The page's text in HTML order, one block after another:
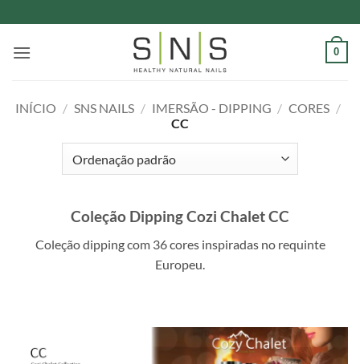
to
content
0
INÍCIO / SNS NAILS / IMERSÃO - DIPPING / CORES /
CC
Coleção Dipping Cozi Chalet CC
Coleção dipping com 36 cores inspiradas no requinte
Europeu.